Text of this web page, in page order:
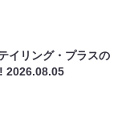
イリング・プラスの
!2026.08.05